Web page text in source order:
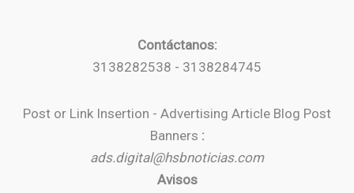
Contáctanos:
3138282538 - 3138284745
Post or Link Insertion - Advertising Article Blog Post
Banners :
ads.digital@hsbnoticias.com
Avisos